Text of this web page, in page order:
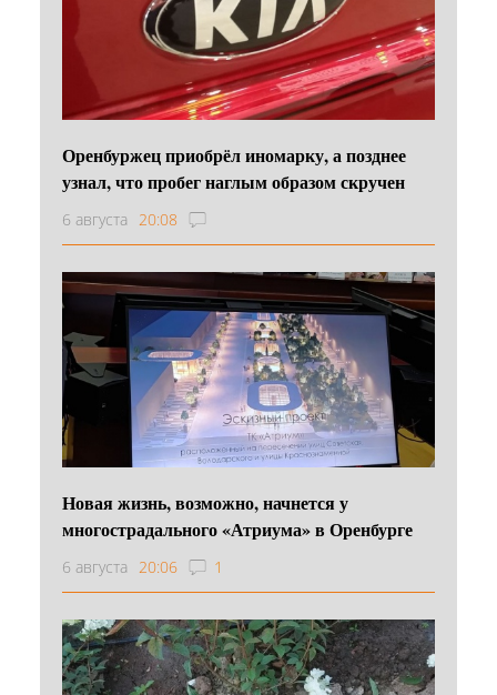
Оренбуржец приобрёл иномарку, а позднее
узнал, что пробег наглым образом скручен
6 августа 20:08
Новая жизнь, возможно, начнется у
многострадального «Атриума» в Оренбурге
6 августа 20:06 1